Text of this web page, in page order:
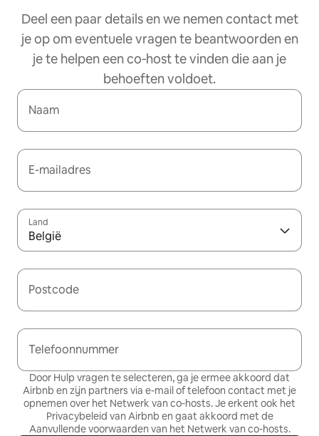
Deel een paar details en we nemen contact met
je op om eventuele vragen te beantwoorden en
je te helpen een co‑host te vinden die aan je
behoeften voldoet.
Naam
E-mailadres
Land
België
Postcode
Telefoonnummer
Door Hulp vragen te selecteren, ga je ermee akkoord dat
Airbnb en zijn partners via e-mail of telefoon contact met je
opnemen over het Netwerk van co‑hosts. Je erkent ook het
Privacybeleid van Airbnb en gaat akkoord met de
Aanvullende voorwaarden van het Netwerk van co-hosts.